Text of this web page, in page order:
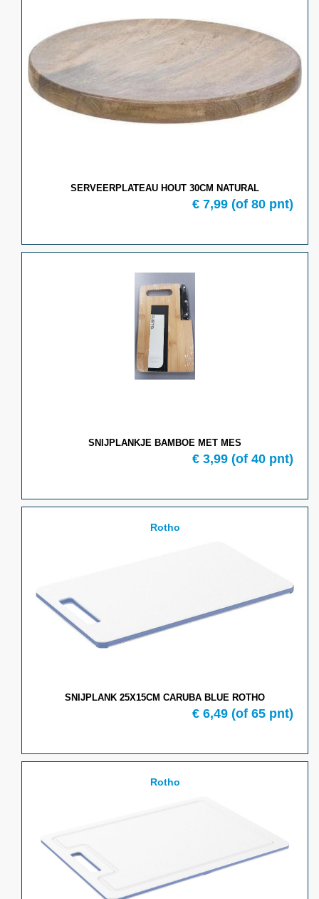
SERVEERPLATEAU HOUT 30CM NATURAL
€ 7,99 (of 80 pnt)
SNIJPLANKJE BAMBOE MET MES
€ 3,99 (of 40 pnt)
Rotho
SNIJPLANK 25X15CM CARUBA BLUE ROTHO
€ 6,49 (of 65 pnt)
Rotho